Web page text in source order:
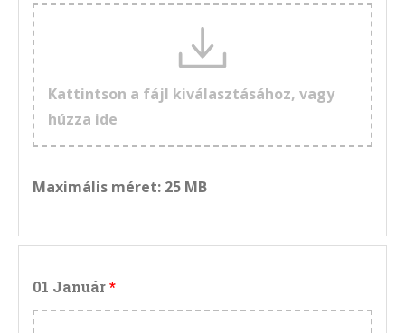
Kattintson a fájl kiválasztásához, vagy
húzza ide
Maximális méret: 25 MB
01 Január